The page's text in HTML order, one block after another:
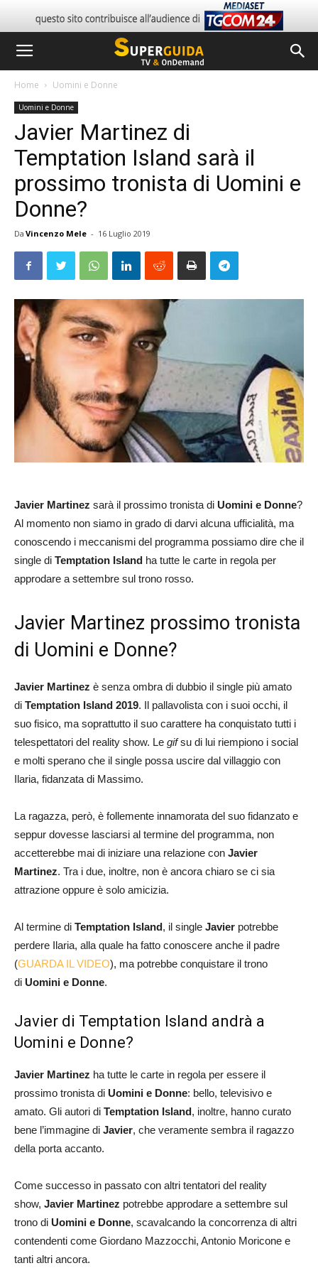
Home Uomini e Donne
Uomini e Donne
Javier Martinez di
Temptation Island sarà il
prossimo tronista di Uomini e
Donne?
Da Vincenzo Mele - 16 Luglio 2019
Javier Martinez sarà il prossimo tronista di Uomini e Donne?
Al momento non siamo in grado di darvi alcuna ufficialità, ma
conoscendo i meccanismi del programma possiamo dire che il
single di Temptation Island ha tutte le carte in regola per
approdare a settembre sul trono rosso.
Javier Martinez prossimo tronista
di Uomini e Donne?
Javier Martinez è senza ombra di dubbio il single più amato
di Temptation Island 2019. Il pallavolista con i suoi occhi, il
suo fisico, ma soprattutto il suo carattere ha conquistato tutti i
telespettatori del reality show. Le gifsu di lui riempiono i social
e molti sperano che il single possa uscire dal villaggio con
Ilaria, fidanzata di Massimo.
La ragazza, però, è follemente innamorata del suo fidanzato e
seppur dovesse lasciarsi al termine del programma, non
accetterebbe mai di iniziare una relazione con Javier
Martinez. Tra i due, inoltre, non è ancora chiaro se ci sia
attrazione oppure è solo amicizia.
Al termine di Temptation Island, il single Javier potrebbe
perdere Ilaria, alla quale ha fatto conoscere anche il padre
(GUARDA IL VIDEO), ma potrebbe conquistare il trono
di Uomini e Donne.
Javier di Temptation Island andrà a
Uomini e Donne?
Javier Martinez ha tutte le carte in regola per essere il
prossimo tronista di Uomini e Donne: bello, televisivo e
amato. Gli autori di Temptation Island, inoltre, hanno curato
bene l’immagine di Javier, che veramente sembra il ragazzo
della porta accanto.
Come successo in passato con altri tentatori del reality
show, Javier Martinez potrebbe approdare a settembre sul
trono di Uomini e Donne, scavalcando la concorrenza di altri
contendenti come Giordano Mazzocchi, Antonio Moricone e
tanti altri ancora.